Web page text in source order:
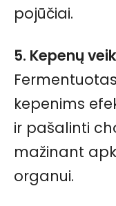
pojūčiai.
5. Kepenų
kepenims
ir pašalinti
mažinant
organui.